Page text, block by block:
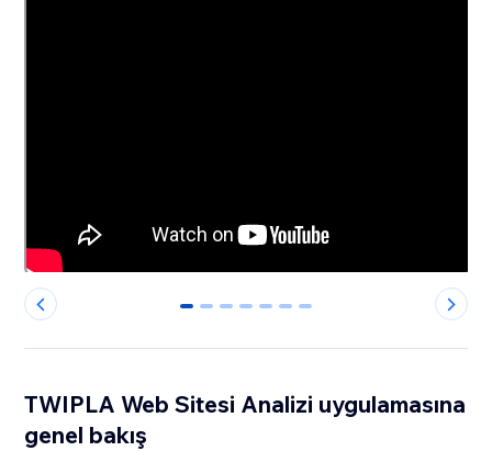
0 1 2 3 4 5 6
TWIPLA Web Sitesi Analizi uygulamasına
genel bakış